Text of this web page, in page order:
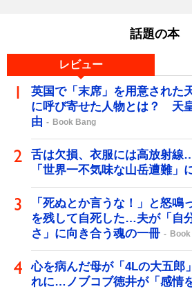
話題の本
レビュー
英国で「末席」を用意された
に呼び寄せた人物とは？ 天
由
Book Bang
舌は欠損、衣服には高放射線
「世界一不気味な山岳遭難」
「死ぬとか言うな！」と怒鳴
を残して自死した…夫が「自
さ」に向き合う魂の一冊
心を病んだ母が「4Lの大五郎
れに…ノブコブ徳井が「感情